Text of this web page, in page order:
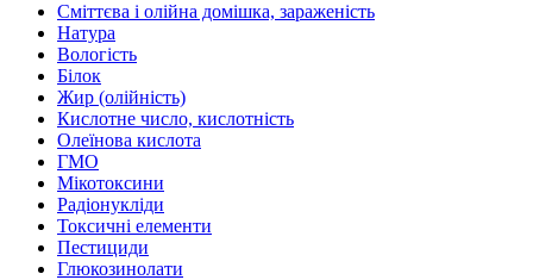
Сміттєва і олійна домішка, зараженість
Натура
Вологість
Білок
Жир (олійність)
Кислотне число, кислотність
Олеїнова кислота
ГМО
Мікотоксини
Радіонукліди
Токсичні елементи
Пестициди
Глюкозинолати